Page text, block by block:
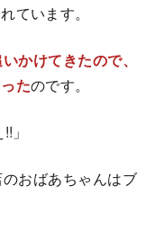
ています。
かけてきたので、
たのです。
」
おばあちゃんはブ